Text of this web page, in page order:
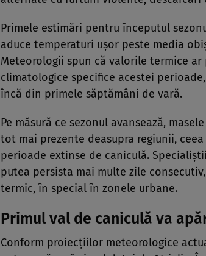
Primele estimări pentru începutul
aduce temperaturi ușor peste media
Meteorologii spun că valorile termice
climatologice specifice acestei
încă din primele săptămâni de vară.
Pe măsură ce sezonul avansează,
tot mai prezente deasupra regiunii,
perioade extinse de caniculă.
putea persista mai multe zile
termic, în special în zonele urbane.
Primul val de caniculă va
Conform proiecțiilor meteorologice